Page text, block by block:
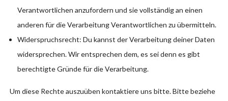
Verantwortlichen anzufordern und sie vollständig an einen
anderen für die Verarbeitung Verantwortlichen zu übermitteln.
Widerspruchsrecht: Du kannst der Verarbeitung deiner Daten
widersprechen. Wir entsprechen dem, es sei denn es gibt
berechtigte Gründe für die Verarbeitung.
Um diese Rechte auszuüben kontaktiere uns bitte. Bitte beziehe